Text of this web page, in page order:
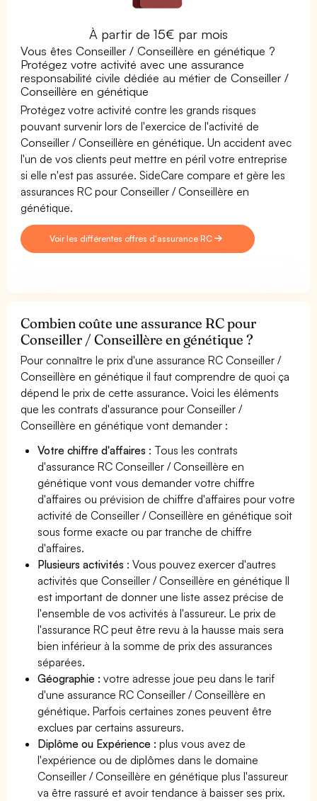
À partir de 15€ par mois
Vous êtes Conseiller / Conseillère en génétique ?
Protégez votre activité avec une assurance
responsabilité civile dédiée au métier de Conseiller /
Conseillère en génétique
Protégez votre activité contre les grands risques
pouvant survenir lors de l'exercice de l'activité de
Conseiller / Conseillère en génétique. Un accident avec
l'un de vos clients peut mettre en péril votre entreprise
si elle n'est pas assurée. SideCare compare et gère les
assurances RC pour Conseiller / Conseillère en
génétique.
Voir les différentes offres d'assurance RC
Combien coûte une assurance RC pour
Conseiller / Conseillère en génétique ?
Pour connaître le prix d'une assurance RC Conseiller /
Conseillère en génétique il faut comprendre de quoi ça
dépend le prix de cette assurance. Voici les éléments
que les contrats d'assurance pour Conseiller /
Conseillère en génétique vont demander :
Votre chiffre d'affaires : Tous les contrats
d'assurance RC Conseiller / Conseillère en
génétique vont vous demander votre chiffre
d'affaires ou prévision de chiffre d'affaires pour votre
activité de Conseiller / Conseillère en génétique soit
sous forme exacte ou par tranche de chiffre
d'affaires.
Plusieurs activités : Vous pouvez exercer d'autres
activités que Conseiller / Conseillère en génétique Il
est important de donner une liste assez précise de
l'ensemble de vos activités à l'assureur. Le prix de
l'assurance RC peut être revu à la hausse mais sera
bien inférieur à la somme de prix des assurances
séparées.
Géographie :votre adresse joue peu dans le tarif
d'une assurance RC Conseiller / Conseillère en
génétique. Parfois certaines zones peuvent être
exclues par certains assureurs.
Diplôme ou Expérience :plus vous avez de
l'expérience ou de diplômes dans le domaine
Conseiller / Conseillère en génétique plus l'assureur
va être rassuré et avoir tendance à baisser ses prix.